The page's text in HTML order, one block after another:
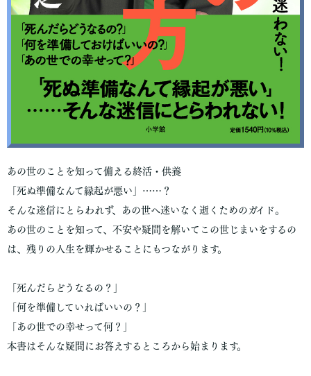
あの世のことを知って備える終活・供養
「死ぬ準備なんて縁起が悪い」……？
そんな迷信にとらわれず、あの世へ迷いなく逝くためのガイド。
あの世のことを知って、不安や疑問を解いてこの世じまいをするの
は、残りの人生を輝かせることにもつながります。
「死んだらどうなるの？」
「何を準備していればいいの？」
「あの世での幸せって何？」
本書はそんな疑問にお答えするところから始まります。